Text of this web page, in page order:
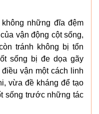
những đĩa đệm
vận động cột sống,
tránh không bị tổn
sống bị đe dọa gãy
vận một cách linh
vừa đề kháng để tạo
sống trước những tác